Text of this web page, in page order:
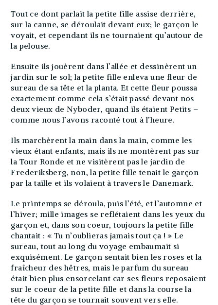
Tout ce dont parlait la petite fille assise derrière,
sur la canne, se déroulait devant eux; le garçon le
voyait, et cependant ils ne tournaient qu’autour de
la pelouse.
Ensuite ils jouèrent dans l’allée et dessinèrent un
jardin sur le sol; la petite fille enleva une fleur de
sureau de sa tête et la planta. Et cette fleur poussa
exactement comme cela s’était passé devant nos
deux vieux de Nyboder, quand ils étaient Petits –
comme nous l’avons raconté tout à l’heure.
Ils marchèrent la main dans la main, comme les
vieux étant enfants, mais ils ne montèrent pas sur
la Tour Ronde et ne visitèrent pas le jardin de
Frederiksberg, non, la petite fille tenait le garçon
par la taille et ils volaient à travers le Danemark.
Le printemps se déroula, puis l’été, et l’automne et
l’hiver; mille images se reflétaient dans les yeux du
garçon et, dans son coeur, toujours la petite fille
chantait : « Tu n’oublieras jamais tout ça ! » Le
sureau, tout au long du voyage embaumait si
exquisément. Le garçon sentait bien les roses et la
fraîcheur des hêtres, mais le parfum du sureau
était bien plus ensorcelant car ses fleurs reposaient
sur le coeur de la petite fille et dans la course la
tête du garçon se tournait souvent vers elle.